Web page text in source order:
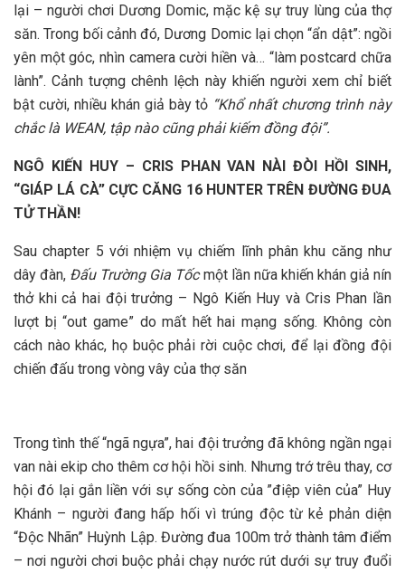
lại – người chơi Dương Domic, mặc kệ sự truy lùng của thợ
săn. Trong bối cảnh đó, Dương Domic lại chọn “ẩn dật”: ngồi
yên một góc, nhìn camera cười hiền và… “làm postcard chữa
lành”. Cảnh tượng chênh lệch này khiến người xem chỉ biết
bật cười, nhiều khán giả bày tỏ “Khổ nhất chương trình này
chắc là WEAN, tập nào cũng phải kiếm đồng đội”.
NGÔ KIẾN HUY – CRIS PHAN VAN NÀI ĐÒI HỒI SINH,
“GIÁP LÁ CÀ” CỰC CĂNG 16 HUNTER TRÊN ĐƯỜNG ĐUA
TỬ THẦN!
Sau chapter 5 với nhiệm vụ chiếm lĩnh phân khu căng như
dây đàn, Đấu Trường Gia Tốcmột lần nữa khiến khán giả nín
thở khi cả hai đội trưởng – Ngô Kiến Huy và Cris Phan lần
lượt bị “out game” do mất hết hai mạng sống. Không còn
cách nào khác, họ buộc phải rời cuộc chơi, để lại đồng đội
chiến đấu trong vòng vây của thợ săn
Trong tình thế “ngã ngựa”, hai đội trưởng đã không ngần ngại
van nài ekip cho thêm cơ hội hồi sinh. Nhưng trớ trêu thay, cơ
hội đó lại gắn liền với sự sống còn của ”điệp viên của” Huy
Khánh – người đang hấp hối vì trúng độc từ kẻ phản diện
“Độc Nhãn” Huỳnh Lập. Đường đua 100m trở thành tâm điểm
– nơi người chơi buộc phải chạy nước rút dưới sự truy đuổi